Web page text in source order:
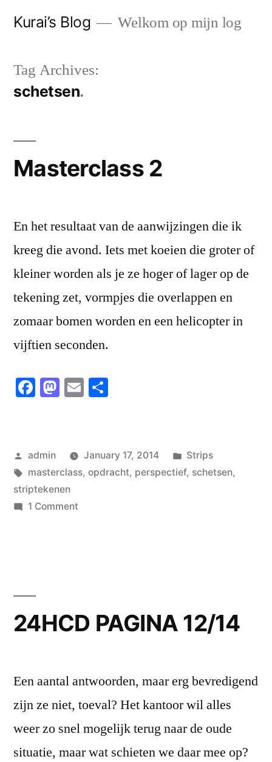
Kurai’s Blog Welkom op mijn log
Tag Archives:
schetsen
Masterclass 2
En het resultaat van de aanwijzingen die ik
kreeg die avond. Iets met koeien die groter of
kleiner worden als je ze hoger of lager op de
tekening zet, vormpjes die overlappen en
zomaar bomen worden en een helicopter in
vijftien seconden.
Facebook
Mastodon
Email
Posted
by
admin January 17, 2014
Posted
in
Strips
Tags:
masterclass, opdracht, perspectief, schetsen,
striptekenen
1 Commenton
24HCD PAGINA 12/14
Een aantal antwoorden, maar erg bevredigend
zijn ze niet, toeval? Het kantoor wil alles
weer zo snel mogelijk terug naar de oude
situatie, maar wat schieten we daar mee op?